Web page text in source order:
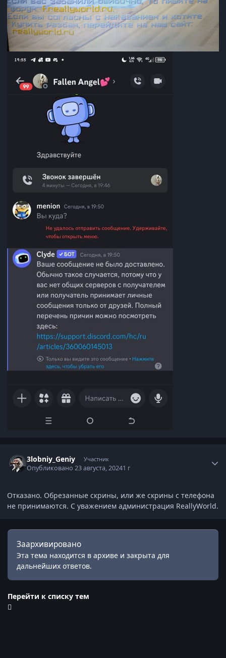
3lobniy_Geniy Участник
Опубликовано23 августа, 20241 г
Отказано. Обрезанные скрины, или же скрины с телефона
не принимаются. С уважением администрация ReallyWorld.
Заархивировано
Эта тема находится в архиве и закрыта для
дальнейших ответов.
Перейти к списку тем